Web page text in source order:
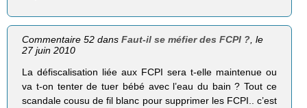
Commentaire 52 dansFaut-il se méfier des FCPI ? , le
27 juin 2010
La défiscalisation liée aux FCPI sera t-elle maintenue ou
va t-on tenter de tuer bébé avec l’eau du bain ? Tout ce
scandale cousu de fil blanc pour supprimer les FCPI.. c’est